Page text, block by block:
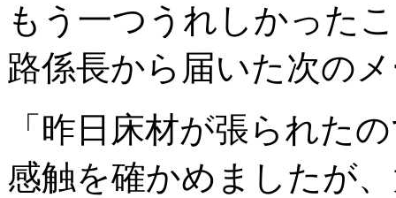
もう一つうれしかった
路係長から届いた次の
「昨日床材が張られた
感触を確かめましたが